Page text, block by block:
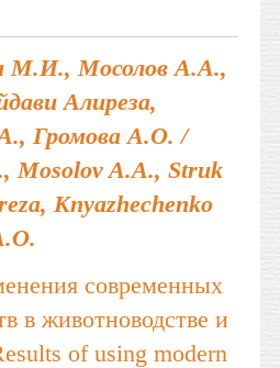
М.И., Мосолов А.А.,
Алиреза,
Громова А.О. /
Mosolov A.A., Struk
Knyazhechenko
современных
в животноводстве и
of using modern